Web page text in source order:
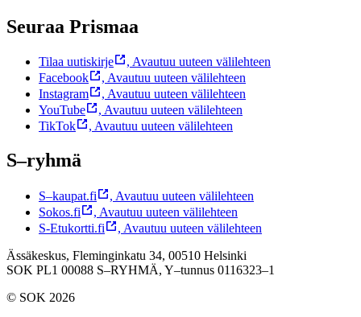
Seuraa Prismaa
Tilaa uutiskirje , Avautuu uuteen välilehteen
Facebook
, Avautuu uuteen välilehteen
Instagram
, Avautuu uuteen välilehteen
YouTube
, Avautuu uuteen välilehteen
TikTok
, Avautuu uuteen välilehteen
S–ryhmä
S–kaupat.fi , Avautuu uuteen välilehteen
Sokos.fi
, Avautuu uuteen välilehteen
S-Etukortti.fi
, Avautuu uuteen välilehteen
Ässäkeskus, Fleminginkatu 34, 00510 Helsinki
SOK PL1 00088 S–RYHMÄ, Y–tunnus 0116323–1
© SOK 2026